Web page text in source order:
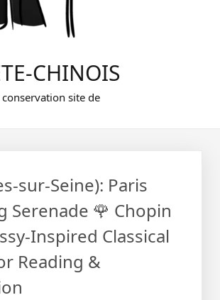
CHINOIS
site de
sur-Seine): Paris
Serenade 🌹 Chopin
Inspired Classical
Reading &